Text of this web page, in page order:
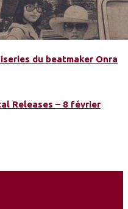
du beatmaker Onra
Releases – 8 février